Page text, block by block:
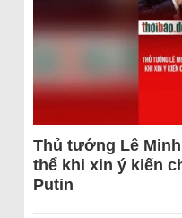
Thủ tướng Lê
thể khi xin ý kiến
Putin